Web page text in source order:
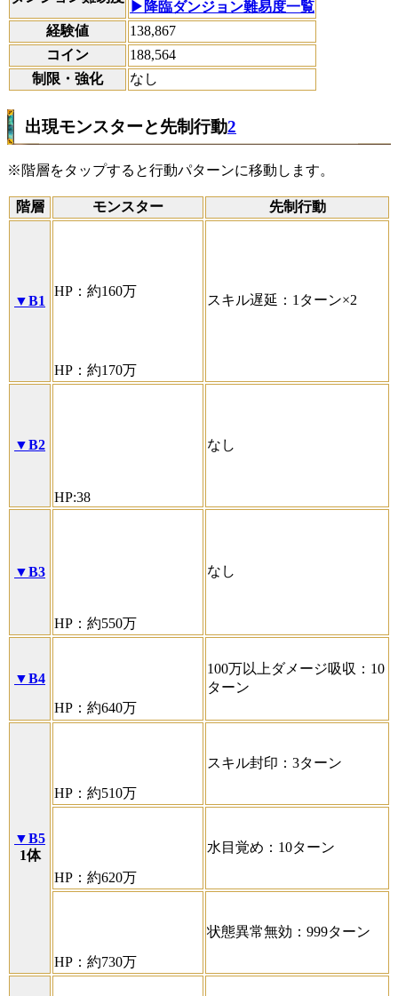
▶降臨ダンジョン難易度一覧
経験値
138,867
コイン
188,564
制限・強化
なし
出現モンスターと先制行動2
※階層をタップすると行動パターンに移動します。
階層 モンスター 先制行動
▼B1
HP：約160万
HP：約170万
スキル遅延：1ターン×2
▼B2
HP:38
なし
▼B3
HP：約550万
なし
▼B4
HP：約640万
100万以上ダメージ吸収：10
ターン
▼B5
1体
HP：約510万
スキル封印：3ターン
HP：約620万
水目覚め：10ターン
HP：約730万
状態異常無効：999ターン